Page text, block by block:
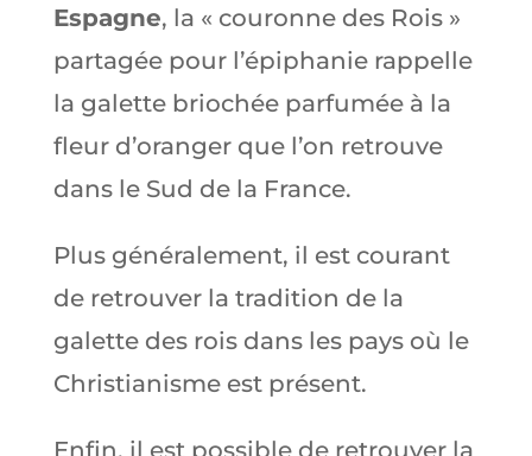
Espagne, la « couronne des Rois »
partagée pour l’épiphanie rappelle
la galette briochée parfumée à la
fleur d’oranger que l’on retrouve
dans le Sud de la France.
Plus généralement, il est courant
de retrouver la tradition de la
galette des rois dans les pays où le
Christianisme est présent.
Enfin, il est possible de retrouver la